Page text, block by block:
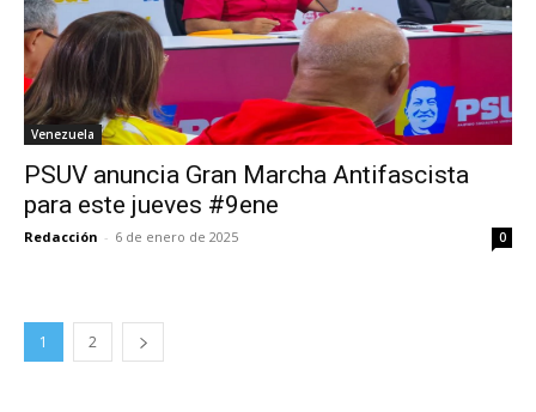
Venezuela
PSUV anuncia Gran Marcha Antifascista
para este jueves #9ene
Redacción - 6 de enero de 2025 0
1 2